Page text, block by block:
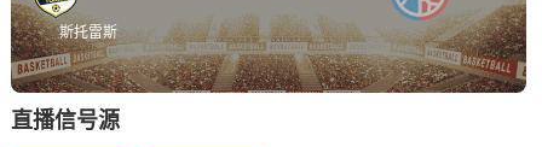
斯托雷斯
直播信号源